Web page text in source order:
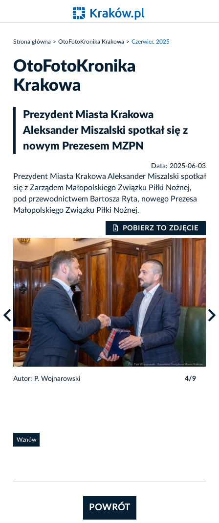
Strona główna OtoFotoKronika Krakowa Czerwiec 2025
OtoFotoKronika
Krakowa
Prezydent Miasta Krakowa
Aleksander Miszalski spotkał się z
nowym Prezesem MZPN
Data: 2025-06-03
Prezydent Miasta Krakowa Aleksander Miszalski spotkał
się z Zarządem Małopolskiego Związku Piłki Nożnej,
pod przewodnictwem Bartosza Ryta, nowego Prezesa
Małopolskiego Związku Piłki Nożnej.
POBIERZ TO ZDJĘCIE
Autor: P. Wojnarowski 4/9
Wznów
POWRÓT